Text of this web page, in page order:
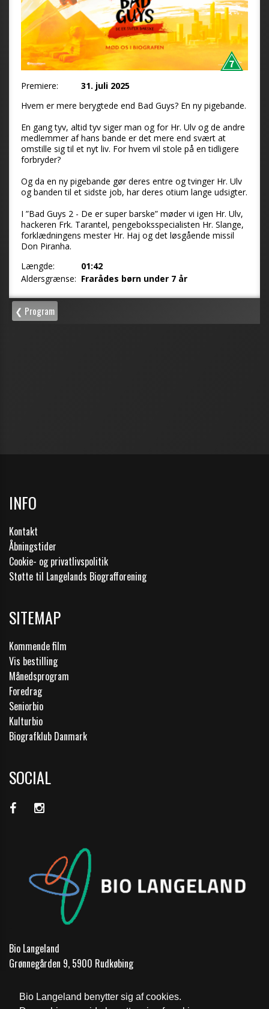
Bio Langeland benytter sig af cookies.
INFO
Kontakt
Åbningstider
Cookie- og privatlivspolitik
Støtte til Langelands Biografforening
SITEMAP
Kommende film
Vis bestilling
Månedsprogram
Foredrag
Seniorbio
Kulturbio
Biografklub Danmark
SOCIAL
Bio Langeland
Grønnegården 9, 5900 Rudkøbing
Telefon: 62 51 17 00